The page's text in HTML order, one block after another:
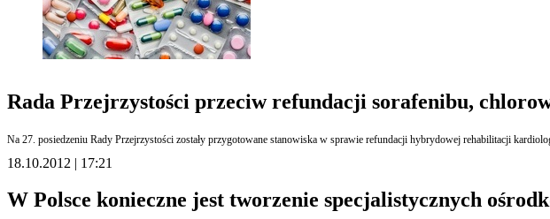
Rada Przejrzystości przeciw refundacji sorafenibu,
Na 27. posiedzeniu Rady Przejrzystości zostały przygotowane stanowiska w sprawie refundacji hybrydowej rehabilitacji
18.10.2012 | 17:21
W Polsce konieczne jest tworzenie specjalistycznych